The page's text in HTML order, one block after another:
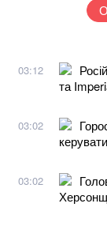
03:12
та
03:02
03:02